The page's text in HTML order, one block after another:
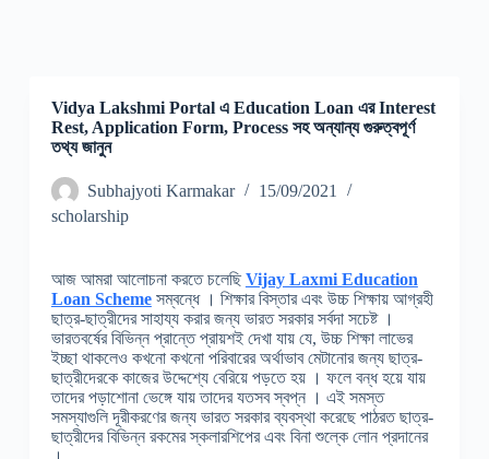
Vidya Lakshmi Portal এ Education Loan এর Interest
Rest, Application Form, Process সহ অন্যান্য গুরুত্বপূর্ণ
তথ্য জানুন
Subhajyoti Karmakar
15/09/2021
scholarship
আজ আমরা আলোচনা করতে চলেছি Vijay Laxmi Education
Loan Schemeসম্বন্ধে । শিক্ষার বিস্তার এবং উচ্চ শিক্ষায় আগ্রহী
ছাত্র-ছাত্রীদের সাহায্য করার জন্য ভারত সরকার সর্বদা সচেষ্ট ।
ভারতবর্ষের বিভিন্ন প্রান্তে প্রায়শই দেখা যায় যে, উচ্চ শিক্ষা লাভের
ইচ্ছা থাকলেও কখনো কখনো পরিবারের অর্থাভাব মেটানোর জন্য ছাত্র-
ছাত্রীদেরকে কাজের উদ্দেশ্যে বেরিয়ে পড়তে হয় । ফলে বন্ধ হয়ে যায়
তাদের পড়াশোনা ভেঙ্গে যায় তাদের যতসব স্বপ্ন । এই সমস্ত
সমস্যাগুলি দূরীকরণের জন্য ভারত সরকার ব্যবস্থা করেছে পাঠরত ছাত্র-
ছাত্রীদের বিভিন্ন রকমের স্কলারশিপের এবং বিনা শুল্কে লোন প্রদানের